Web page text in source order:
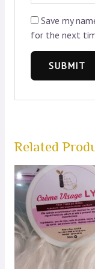
Save my
for the next
Related